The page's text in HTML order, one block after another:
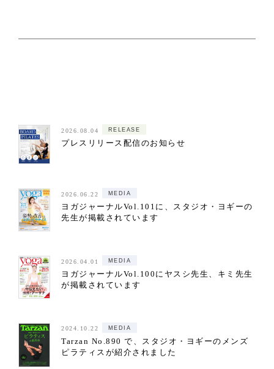
2026.08.04 RELEASE
プレスリリース配信のお知らせ
2026.06.22 MEDIA
ヨガジャーナルVol.101に、スタジオ・ヨギーの
先生が掲載されています
2026.04.01 MEDIA
ヨガジャーナルVol.100にヤスシ先生、キミ先生
が掲載されています
2024.10.22 MEDIA
Tarzan No.890 で、スタジオ・ヨギーのメンズ
ピラティスが紹介されました